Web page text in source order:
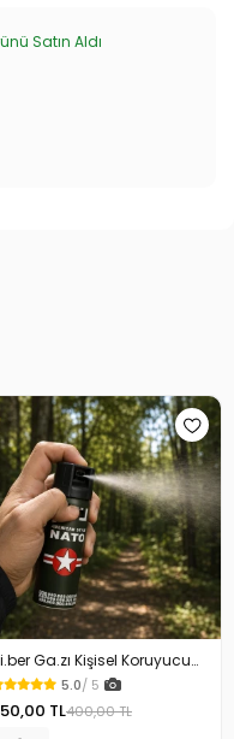
Satın Aldı
Ga.zı Kişisel Koruyucu
Savunma İçin
5.0/ 5
TL400,00 TL